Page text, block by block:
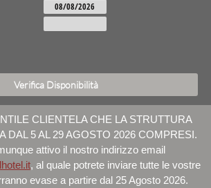
CLIENTELA CHE LA STRUTTURA
DAL 5 AL 29 AGOSTO 2026 COMPRESI.
attivo il nostro indirizzo email
, al quale potrete inviare tutte le vostre
evase a partire dal 25 Agosto 2026.